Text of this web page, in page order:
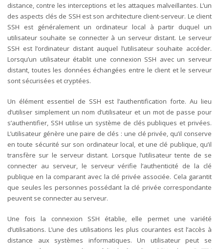
distance, contre les interceptions et les attaques malveillantes. L’un
des aspects clés de SSH est son architecture client-serveur. Le client
SSH est généralement un ordinateur local à partir duquel un
utilisateur souhaite se connecter à un serveur distant. Le serveur
SSH est l’ordinateur distant auquel l’utilisateur souhaite accéder.
Lorsqu’un utilisateur établit une connexion SSH avec un serveur
distant, toutes les données échangées entre le client et le serveur
sont sécurisées et cryptées.
Un élément essentiel de SSH est l’authentification forte. Au lieu
d’utiliser simplement un nom d’utilisateur et un mot de passe pour
s’authentifier, SSH utilise un système de clés publiques et privées.
L’utilisateur génère une paire de clés : une clé privée, qu’il conserve
en toute sécurité sur son ordinateur local, et une clé publique, qu’il
transfère sur le serveur distant. Lorsque l’utilisateur tente de se
connecter au serveur, le serveur vérifie l’authenticité de la clé
publique en la comparant avec la clé privée associée. Cela garantit
que seules les personnes possédant la clé privée correspondante
peuvent se connecter au serveur.
Une fois la connexion SSH établie, elle permet une variété
d’utilisations. L’une des utilisations les plus courantes est l’accès à
distance aux systèmes informatiques. Un utilisateur peut se